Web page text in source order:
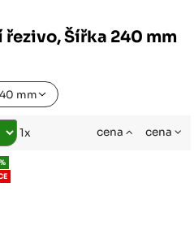
Šířka 240 mm
mm
1x cena cena